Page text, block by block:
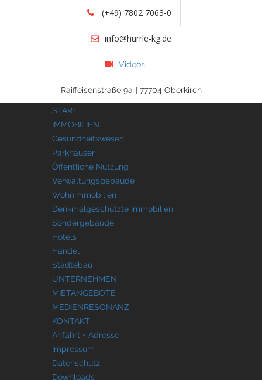
(+49) 7802 7063-0
info@hurrle-kg.de
Videos
Raiffeisenstraße 9a | 77704 Oberkirch
START
IMMOBILIEN
Gesundheitswesen
Parkhäuser
Öffentliche Nutzung
Verwaltungsgebäude
Wohnimmobilien
Denkmalgeschützte Immobilien
Sondergebäude
Hotels
Handel
Städtebau
UNTERNEHMEN
MIETANGEBOTE
MEDIENRESONANZ
KONTAKT
Anfahrt + Adresse
Impressum
Datenschutz
Downloads